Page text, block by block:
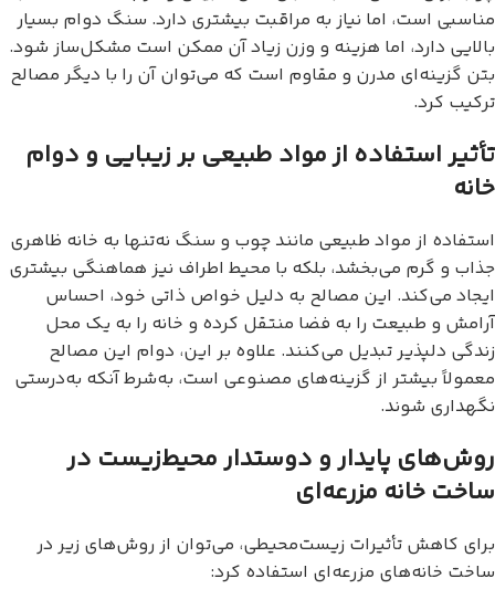
مناسبی است، اما نیاز به مراقبت بیشتری دارد. سنگ دوام بسیار
بالایی دارد، اما هزینه و وزن زیاد آن ممکن است مشکل‌ساز شود.
بتن گزینه‌ای مدرن و مقاوم است که می‌توان آن را با دیگر مصالح
ترکیب کرد.
تأثیر استفاده از مواد طبیعی بر زیبایی و دوام
خانه
استفاده از مواد طبیعی مانند چوب و سنگ نه‌تنها به خانه ظاهری
جذاب و گرم می‌بخشد، بلکه با محیط اطراف نیز هماهنگی بیشتری
ایجاد می‌کند. این مصالح به دلیل خواص ذاتی خود، احساس
آرامش و طبیعت را به فضا منتقل کرده و خانه را به یک محل
زندگی دلپذیر تبدیل می‌کنند. علاوه بر این، دوام این مصالح
معمولاً بیشتر از گزینه‌های مصنوعی است، به‌شرط آنکه به‌درستی
نگهداری شوند.
روش‌های پایدار و دوستدار محیط‌زیست در
ساخت خانه مزرعه‌ای
برای کاهش تأثیرات زیست‌محیطی، می‌توان از روش‌های زیر در
ساخت خانه‌های مزرعه‌ای استفاده کرد: